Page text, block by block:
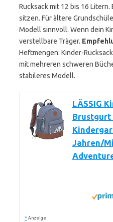
Rucksack mit 12 bis 16
sitzen. Für ältere
Modell sinnvoll. Wenn dein
verstellbare Träger.
Heftmengen: Kinder-
mit mehreren schweren
stabileres Modell.
LÄSSIG
Brustgurt
Jahren/
* Anzeige